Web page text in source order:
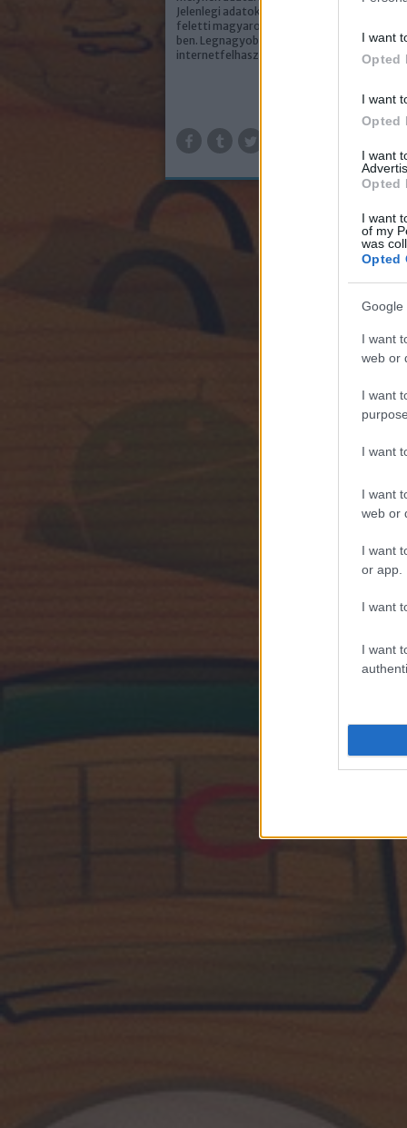
I want
Opted
I want
Opted
I want
Opted
I want
of my
was
Opted
Google
I want
web or
I want
I want
I want
web or
I want
or app.
I want
I want
Jelenlegi adatok szerint 5,7 millió volt a 18 év
feletti magyarországi internetezők száma
ben. Legnagyobb százalékban a nők a fő
internetfelhasználók 51%-kal. A…